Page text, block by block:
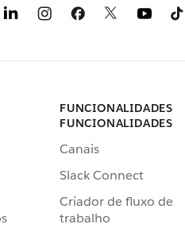
FUNCIONALIDADES
FUNCIONALIDADES
Canais
Slack Connect
Criador de fluxo de
trabalho